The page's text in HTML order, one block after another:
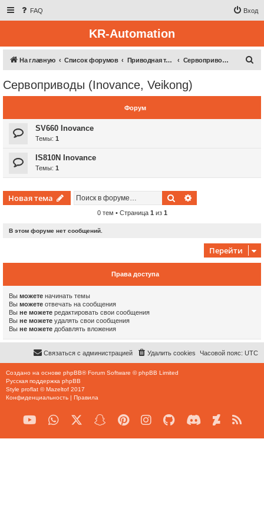
FAQ Вход
KR-Automation
На главную Список форумов Приводная техника Сервоприводы (Inovance, Veikong)
Сервоприводы (Inovance, Veikong)
Форум
SV660 Inovance
Темы: 1
IS810N Inovance
Темы: 1
Новая тема Поиск
0 тем • Страница 1 из 1
В этом форуме нет сообщений.
Перейти
Права доступа
Вы можете начинать темы
Вы можете отвечать на сообщения
Вы не можете редактировать свои сообщения
Вы не можете удалять свои сообщения
Вы не можете добавлять вложения
Часовой пояс: UTC
Удалить cookies
Связаться с администрацией
Создано на основе phpBB® Forum Software © phpBB Limited
Русская поддержка phpBB
Style proflat ©Mazeltof 2017
Конфиденциальность | Правила